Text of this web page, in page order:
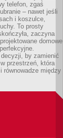
telefon, zgaś
– nawet jeśli
i koszulce,
To prosty
zaczyna
domowe
by zamienić
przestrzeń, która
równowadze między